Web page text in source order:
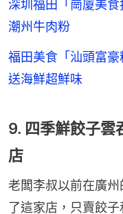
深圳福田「崗廈美
潮州牛肉粉
福田美食「汕頭富
送海鮮超鮮味
9. 四季鮮餃子雲
店
老闆李叔以前在廣
了這家店，只賣餃